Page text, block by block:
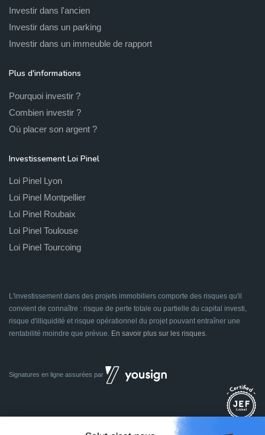
Investir dans l'ancien
Investir dans un parking
Investir dans un immeuble de rapport
Plus d'informations
Pourquoi investir ?
Combien investir ?
Où placer son argent ?
Investissement Loi Pinel
Loi Pinel Lyon
Loi Pinel Montpellier
Loi Pinel Roubaix
Loi Pinel Toulouse
Loi Pinel Tourcoing
L'investissement dans des projets immobiliers comporte des risques qu'il
convient de connaître : risque de perte totale ou partielle du capital investi,
risque d'illiquidité et risque opérationnel du projet pouvant entraîner une
rentabilité moindre que prévue. En savoir plus sur les risques
Signatures en ligne assurées par